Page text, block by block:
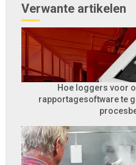
Verwante artikelen
Hoe loggers voor
rapportagesoftware te